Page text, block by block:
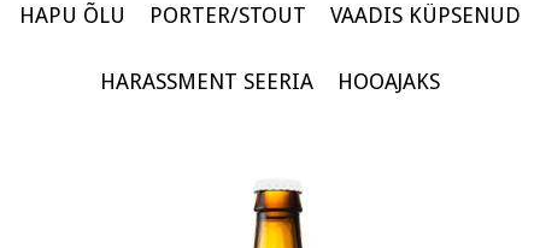
HAPU ÕLU PORTER/STOUT VAADIS KÜPSENUD
HARASSMENT SEERIA HOOAJAKS